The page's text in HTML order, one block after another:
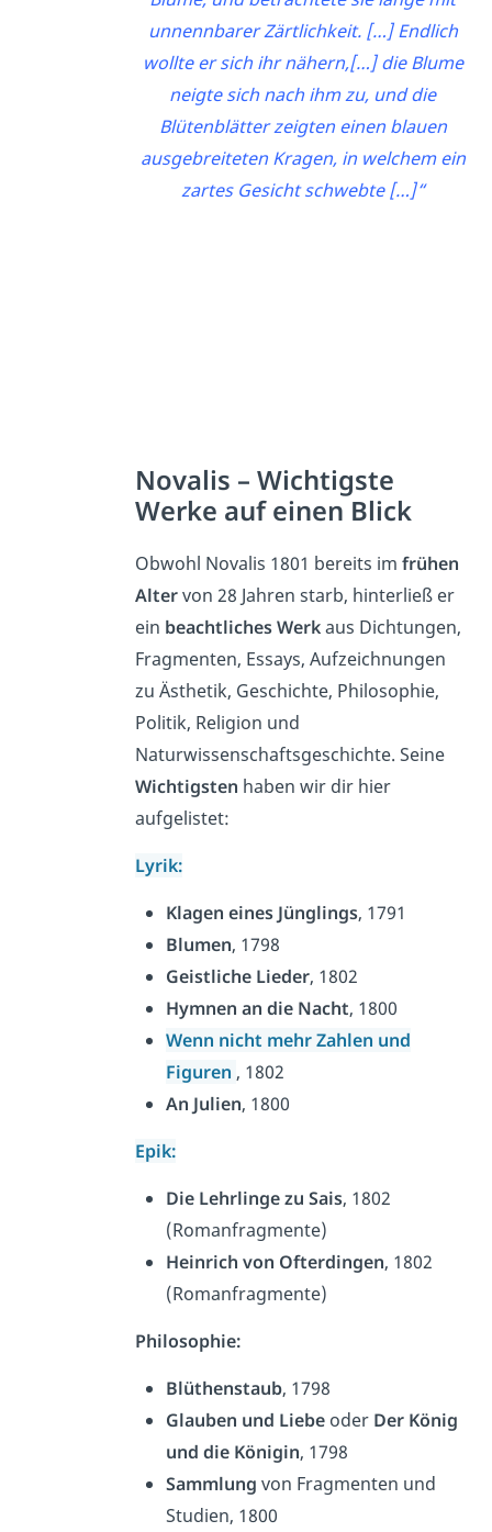
unnennbarer Zärtlichkeit. […] Endlich
wollte er sich ihr nähern,[…] die Blume
neigte sich nach ihm zu, und die
Blütenblätter zeigten einen blauen
ausgebreiteten Kragen, in welchem ein
zartes Gesicht schwebte […]“
Novalis – Wichtigste
Werke auf einen Blick
Obwohl Novalis 1801 bereits imfrühen
Altervon 28 Jahren starb, hinterließ er
ein beachtliches Werkaus Dichtungen,
Fragmenten, Essays, Aufzeichnungen
zu Ästhetik, Geschichte, Philosophie,
Politik, Religion und
Naturwissenschaftsgeschichte. Seine
Wichtigsten haben wir dir hier
aufgelistet:
Lyrik:
Klagen eines Jünglings, 1791
Blumen, 1798
Geistliche Lieder, 1802
Hymnen an die Nacht, 1800
Wenn nicht mehr Zahlen und
Figuren , 1802
An Julien, 1800
Epik:
Die Lehrlinge zu Sais, 1802
(Romanfragmente)
Heinrich von Ofterdingen, 1802
(Romanfragmente)
Philosophie:
Blüthenstaub, 1798
Glauben und Liebe oder Der König
und die Königin, 1798
Sammlungvon Fragmenten und
Studien, 1800